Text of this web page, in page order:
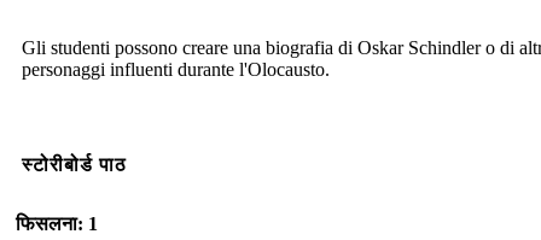
Gli studenti possono creare una biografia di Oskar Schindler o di
personaggi influenti durante l'Olocausto.
स्टोरीबोर्ड पाठ
फिसलना: 1